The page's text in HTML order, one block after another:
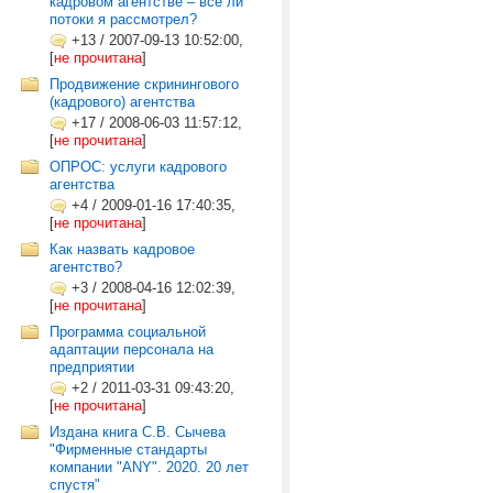
потоки я рассмотрел?
+13 / 2007-09-13 10:52:00,
[не прочитана]
Продвижение скринингового
(кадрового) агентства
+17 / 2008-06-03 11:57:12,
[не прочитана]
ОПРОС: услуги кадрового
агентства
+4 / 2009-01-16 17:40:35,
[не прочитана]
Как назвать кадровое
агентство?
+3 / 2008-04-16 12:02:39,
[не прочитана]
Программа социальной
адаптации персонала на
предприятии
+2 / 2011-03-31 09:43:20,
[не прочитана]
Издана книга С.В. Сычева
"Фирменные стандарты
компании "ANY". 2020. 20 лет
спустя"